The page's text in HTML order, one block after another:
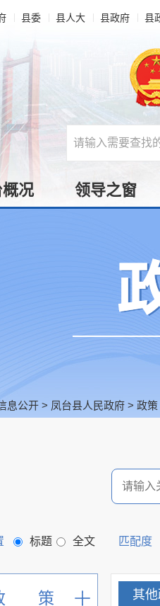
县委 县人大 县政府 县
况 领导之窗
息公开 > 凤台县人民政府 > 政策
标题 全文 匹配度
策 其